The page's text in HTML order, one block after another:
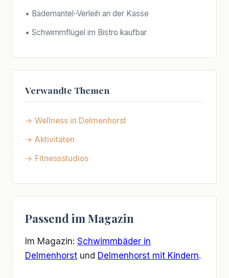
• Bademantel-Verleih an der Kasse
• Schwimmflügel im Bistro kaufbar
Verwandte Themen
→ Wellness in Delmenhorst
→ Aktivitäten
→ Fitnessstudios
Passend im Magazin
Im Magazin: Schwimmbäder in
Delmenhorst und Delmenhorst mit Kindern.